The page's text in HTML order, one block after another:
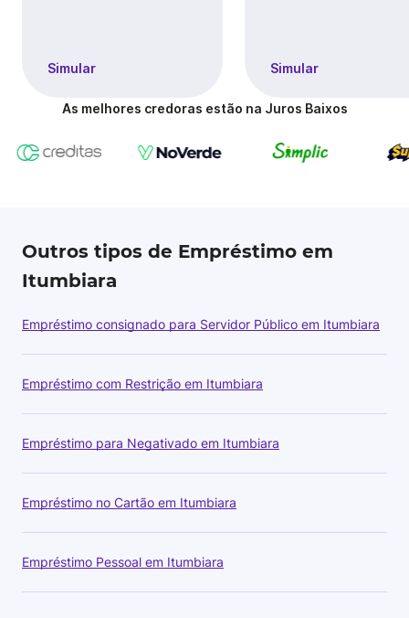
Simular Simular
As melhores credoras estão na Juros Baixos
Outros tipos de Empréstimo em
Itumbiara
Empréstimo consignado para Servidor Público em Itumbiara
Empréstimo com Restrição em Itumbiara
Empréstimo para Negativado em Itumbiara
Empréstimo no Cartão em Itumbiara
Empréstimo Pessoal em Itumbiara